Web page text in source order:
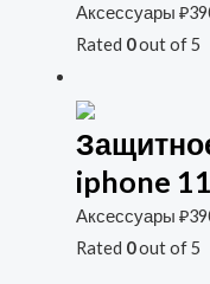
Аксессуары ₽
Rated 0out of 5
iphone 11
Аксессуары ₽
Rated 0out of 5